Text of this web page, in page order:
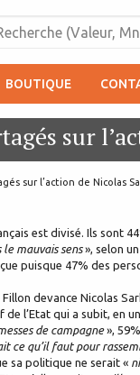
BOUTIQUE
sur
sur l’action de Nicolas
est divisé. Ils sont
mauvais sens», selon
puisque 47% des
devance Nicolas
l’Etat qui a subit, en
de campagne»,
ce qu’il faut pour
sa politique ne serait «